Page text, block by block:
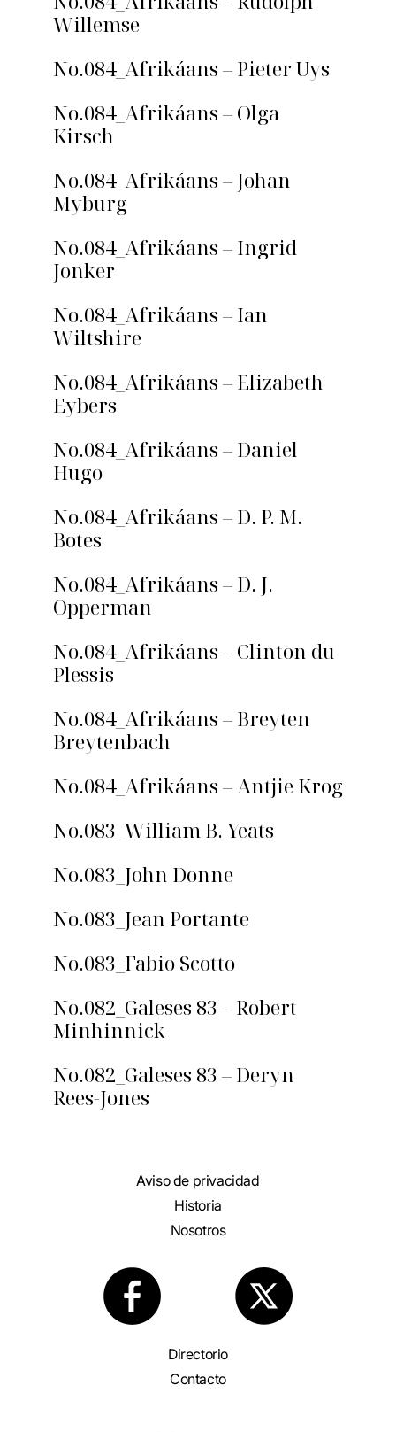
Willemse
No.084_Afrikáans – Pieter Uys
No.084_Afrikáans – Olga
Kirsch
No.084_Afrikáans – Johan
Myburg
No.084_Afrikáans – Ingrid
Jonker
No.084_Afrikáans – Ian
Wiltshire
No.084_Afrikáans – Elizabeth
Eybers
No.084_Afrikáans – Daniel
Hugo
No.084_Afrikáans – D. P. M.
Botes
No.084_Afrikáans – D. J.
Opperman
No.084_Afrikáans – Clinton du
Plessis
No.084_Afrikáans – Breyten
Breytenbach
No.084_Afrikáans – Antjie Krog
No.083_William B. Yeats
No.083_John Donne
No.083_Jean Portante
No.083_Fabio Scotto
No.082_Galeses 83 – Robert
Minhinnick
No.082_Galeses 83 – Deryn
Rees-Jones
Aviso de privacidad
Historia
Nosotros
Directorio
Contacto